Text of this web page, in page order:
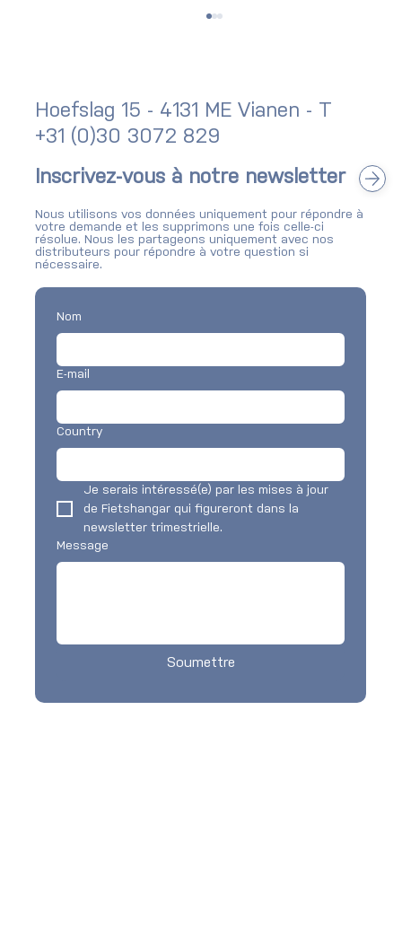
Hoefslag 15 - 4131 ME Vianen - T
+31 (0)30 3072 829
Inscrivez-vous à notre newsletter
Nous utilisons vos données uniquement pour répondre à
votre demande et les supprimons une fois celle-ci
résolue. Nous les partageons uniquement avec nos
distributeurs pour répondre à votre question si
nécessaire.
Nom
E-mail
Country
Je serais intéressé(e) par les mises à jour
de Fietshangar qui figureront dans la
newsletter trimestrielle.
Message
Soumettre